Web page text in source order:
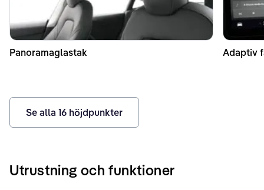
Panoramaglastak Adaptiv
Se alla 16 höjdpunkter
Utrustning och funktioner